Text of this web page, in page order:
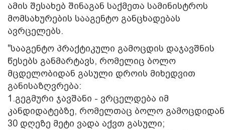
ამის შესახებ შინაგან საქმეთა სამინისტროს
მომსახურების სააგენტო განცხადებას
ავრცელებს.
"სააგენტო პრაქტიკული გამოცდის დაჯავშნის
წესებს განმარტავს, რომელიც ბოლო
მცდელობიდან გასული დროის მიხედვით
განისაზღვრება:
1.გეგმური ჯავშანი - ვრცელდება იმ
კანდიდატებზე, რომელთაც ბოლო გამოცდიდან
30 დღეზე მეტი ვადა აქვთ გასული;